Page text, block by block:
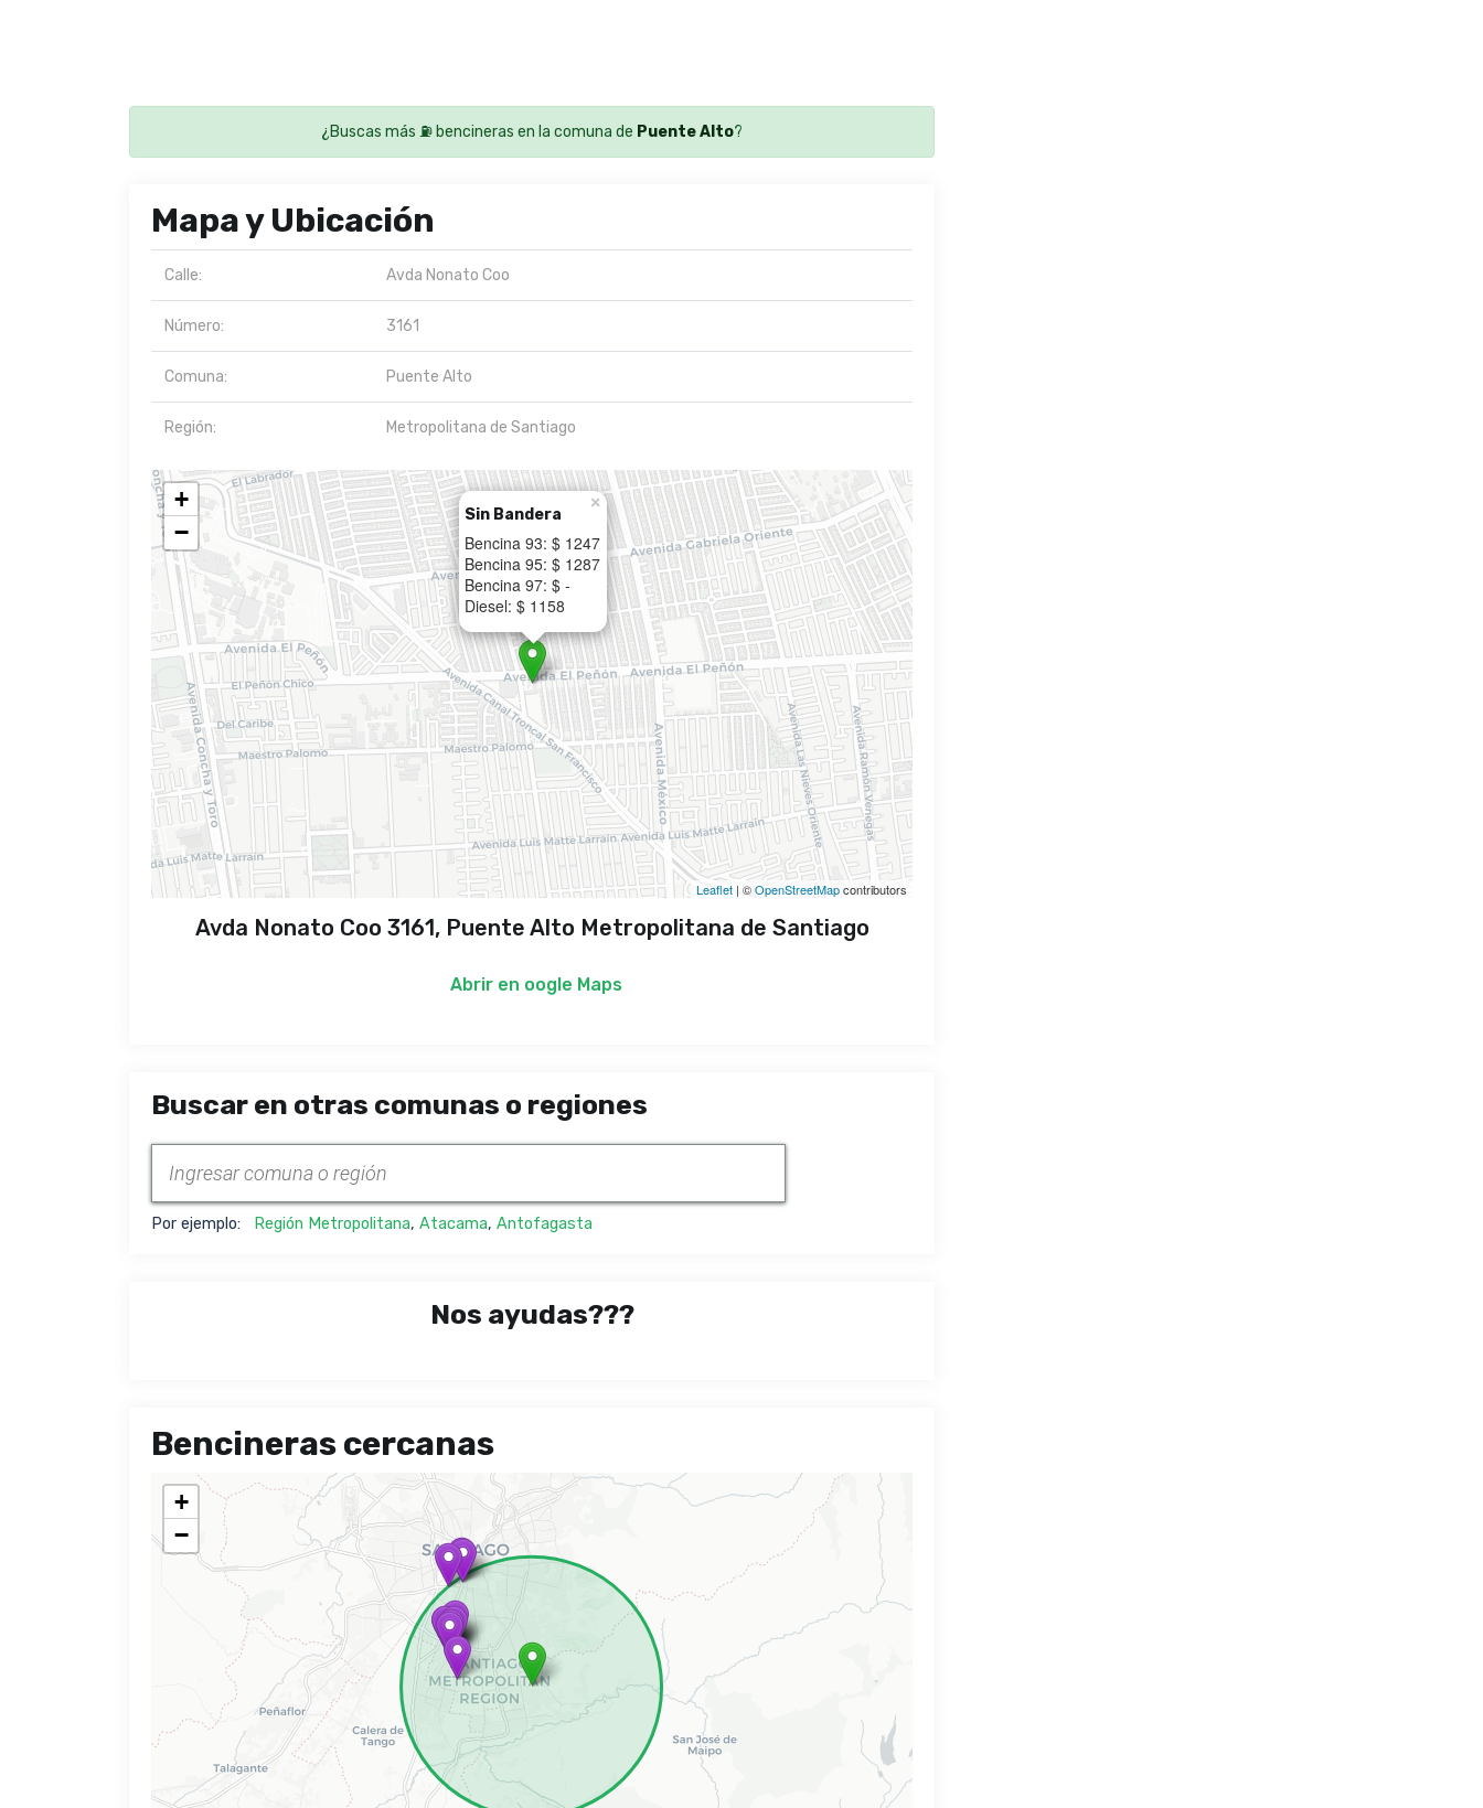
¿Buscas más ⛽ bencineras en la comuna de Puente Alto?
Mapa y Ubicación
Calle: Avda Nonato Coo
Número: 3161
Comuna: Puente Alto
Región: Metropolitana de Santiago
Sin Bandera
Bencina 93: $ 1247
Bencina 95: $ 1287
Bencina 97: $ -
Diesel: $ 1158
×
+
−
Leaflet | ©OpenStreetMapcontributors
Avda Nonato Coo 3161, Puente Alto Metropolitana de Santiago
Abrir en oogle Maps
Buscar en otras comunas o regiones
Por ejemplo: Región Metropolitana, Atacama, Antofagasta
Nos ayudas???
Bencineras cercanas
+
−